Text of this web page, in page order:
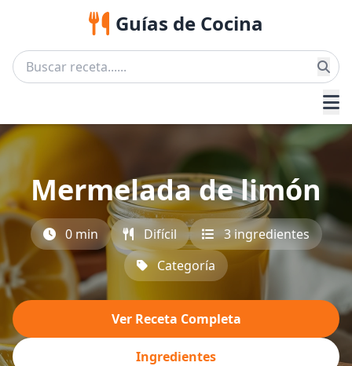
Guías de Cocina
Mermelada de limón
0 min Difícil
3 ingredientes
Categoría
Ver Receta Completa
Ingredientes